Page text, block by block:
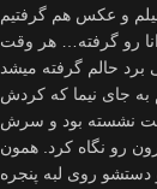
رو گرفته… هر وقت
به جای نیما که کردش
نشسته بود و سرش
رو نگاه کرد. همون
روی لبه پنجره